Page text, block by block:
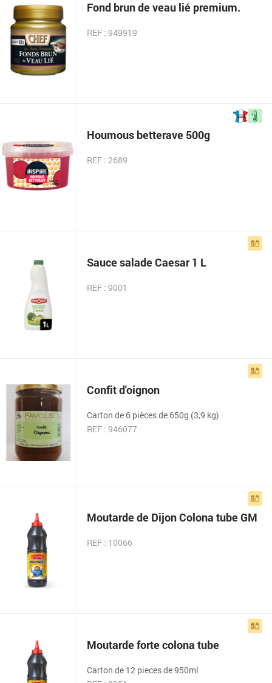
Fond brun de veau lié premium.
REF : 949919
Houmous betterave 500g
REF : 2689
Sauce salade Caesar 1 L
REF : 9001
Confit d'oignon
Carton de 6 pièces de 650g (3,9 kg)
REF : 946077
Moutarde de Dijon Colona tube GM
REF : 10066
Moutarde forte colona tube
Carton de 12 pieces de 950ml